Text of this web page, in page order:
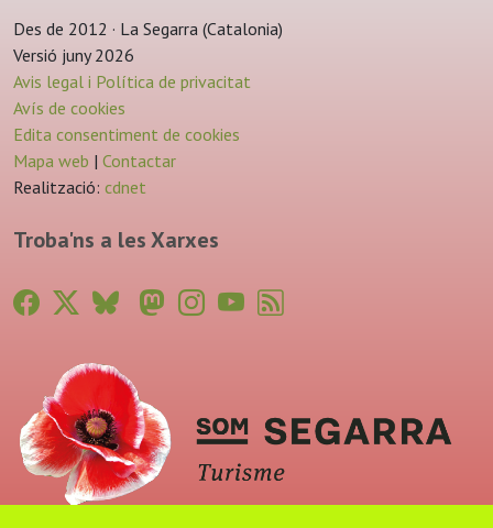
Des de 2012 · La Segarra (Catalonia)
Versió juny 2026
Avis legal i Política de privacitat
Avís de cookies
Edita consentiment de cookies
Mapa web | Contactar
Realització: cdnet
Troba'ns a les Xarxes